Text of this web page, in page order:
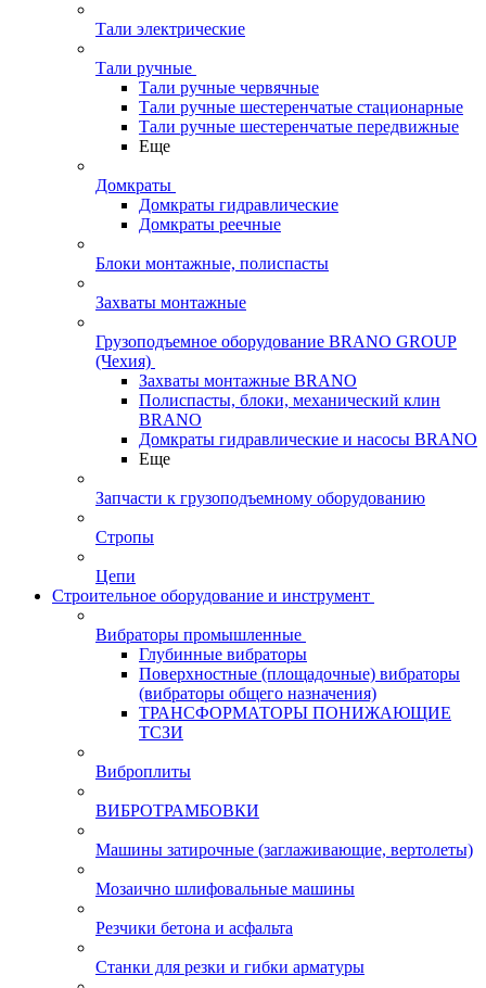
Тали электрические
Тали ручные
Тали ручные червячные
Тали ручные шестеренчатые стационарные
Тали ручные шестеренчатые передвижные
Еще
Домкраты
Домкраты гидравлические
Домкраты реечные
Блоки монтажные, полиспасты
Захваты монтажные
Грузоподъемное оборудование BRANO GROUP
(Чехия)
Захваты монтажные BRANO
Полиспасты, блоки, механический клин
BRANO
Домкраты гидравлические и насосы BRANO
Еще
Запчасти к грузоподъемному оборудованию
Стропы
Цепи
Строительное оборудование и инструмент
Вибраторы промышленные
Глубинные вибраторы
Поверхностные (площадочные) вибраторы
(вибраторы общего назначения)
ТРАНСФОРМАТОРЫ ПОНИЖАЮЩИЕ
ТСЗИ
Виброплиты
ВИБРОТРАМБОВКИ
Машины затирочные (заглаживающие, вертолеты)
Мозаично шлифовальные машины
Резчики бетона и асфальта
Станки для резки и гибки арматуры